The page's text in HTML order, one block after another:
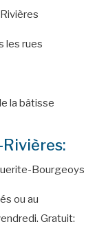
les rues
la bâtisse
Bourgeoys
ou au
Gratuit: